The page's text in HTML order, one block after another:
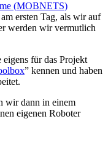
(MOBNETS)
ersten Tag, als wir auf
werden wir vermutlich
für das Projekt
” kennen und haben
wir dann in einem
eigenen Roboter